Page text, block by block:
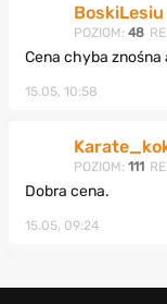
BoskiLesiu
POZIOM: 48
Cena chyba
15.05, 10:58
POZIOM: 111
Dobra cena.
15.05, 09:24